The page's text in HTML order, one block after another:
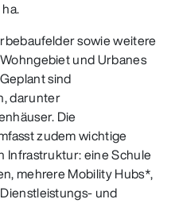
sowie weitere
und Urbanes
sind
darunter
Die
zudem wichtige
Infrastruktur: eine Schule
mehrere Mobility Hubs*,
und